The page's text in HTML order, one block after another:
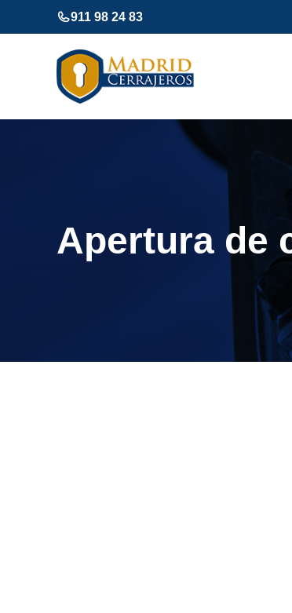
al
911 98 24 83
Apertura de